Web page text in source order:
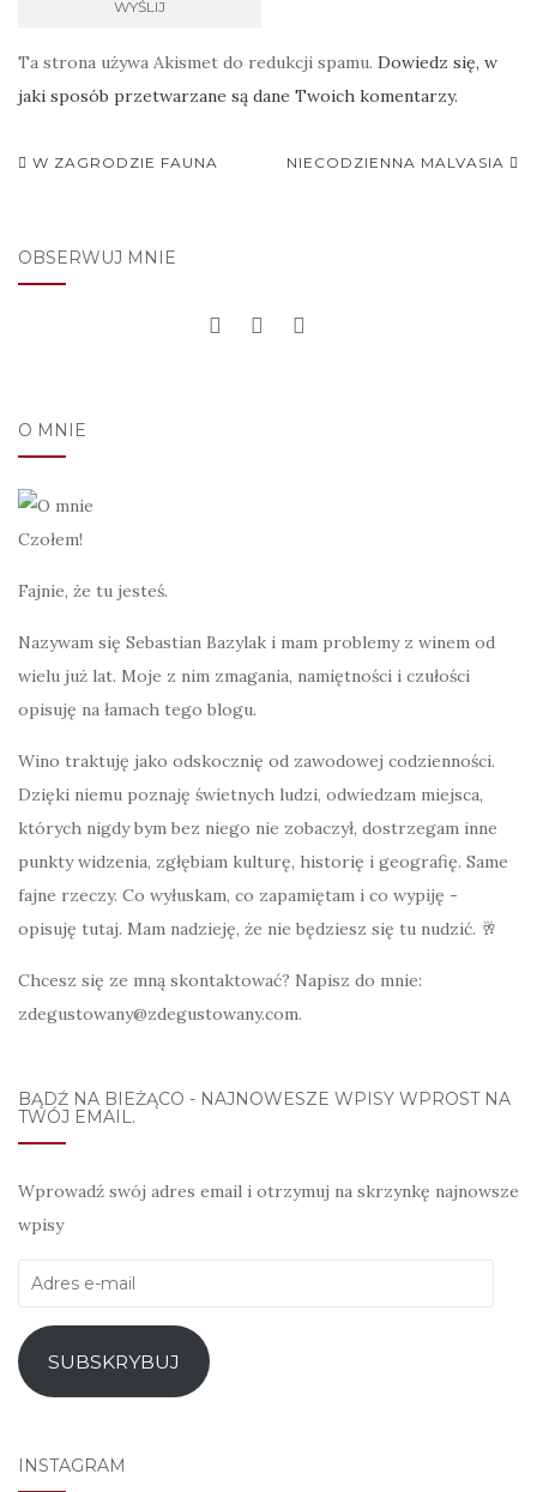
Ta strona używa Akismet do redukcji spamu. Dowiedz się, w
jaki sposób przetwarzane są dane Twoich komentarzy.
Nawigacja
W ZAGRODZIE FAUNA NIECODZIENNA MALVASIA
OBSERWUJ MNIE
O MNIE
Czołem!
Fajnie, że tu jesteś.
Nazywam się Sebastian Bazylak i mam problemy z winem od
wielu już lat. Moje z nim zmagania, namiętności i czułości
opisuję na łamach tego blogu.
Wino traktuję jako odskocznię od zawodowej codzienności.
Dzięki niemu poznaję świetnych ludzi, odwiedzam miejsca,
których nigdy bym bez niego nie zobaczył, dostrzegam inne
punkty widzenia, zgłębiam kulturę, historię i geografię. Same
fajne rzeczy. Co wyłuskam, co zapamiętam i co wypiję -
opisuję tutaj. Mam nadzieję, że nie będziesz się tu nudzić. 🥂
Chcesz się ze mną skontaktować? Napisz do mnie:
zdegustowany@zdegustowany.com.
BĄDŹ NA BIEŻĄCO - NAJNOWESZE WPISY WPROST NA
TWÓJ EMAIL.
Wprowadź swój adres email i otrzymuj na skrzynkę najnowsze
wpisy
Adres
mail
SUBSKRYBUJ
INSTAGRAM